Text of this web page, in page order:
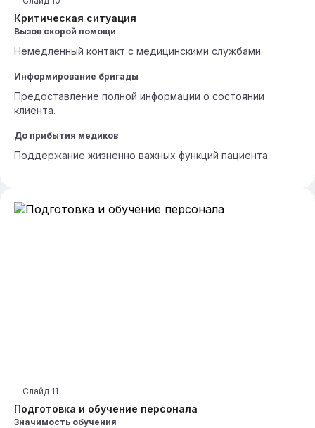
Критическая ситуация
Вызов скорой помощи
Немедленный контакт с медицинскими службами.
Информирование бригады
Предоставление полной информации о состоянии
клиента.
До прибытия медиков
Поддержание жизненно важных функций пациента.
Подготовка и обучение персонала
Слайд 11
Значимость обучения